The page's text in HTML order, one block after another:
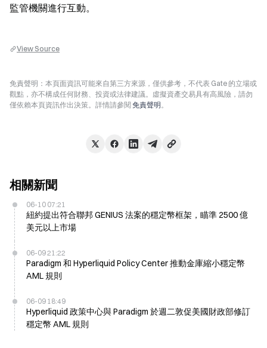
監管機關進行互動。
View Source
免責聲明：本頁面資訊可能來自第三方來源，僅供參考，不代表 Gate 的立場或
觀點，亦不構成任何財務、投資或法律建議。虛擬資產交易具有高風險，請勿
僅依賴本頁資訊作出決策。詳情請參閱 免責聲明。
相關新聞
06-10 07:21
紐約提出符合聯邦 GENIUS 法案的穩定幣框架，瞄準 2500 億
美元以上市場
06-09 21:22
Paradigm 和 Hyperliquid Policy Center 推動金庫縮小穩定幣
AML 規則
06-09 18:49
Hyperliquid 政策中心與 Paradigm 於週二敦促美國財政部修訂
穩定幣 AML 規則